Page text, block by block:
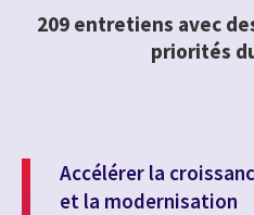
209 entretiens avec
priorités
Accélérer la
et la modernisation